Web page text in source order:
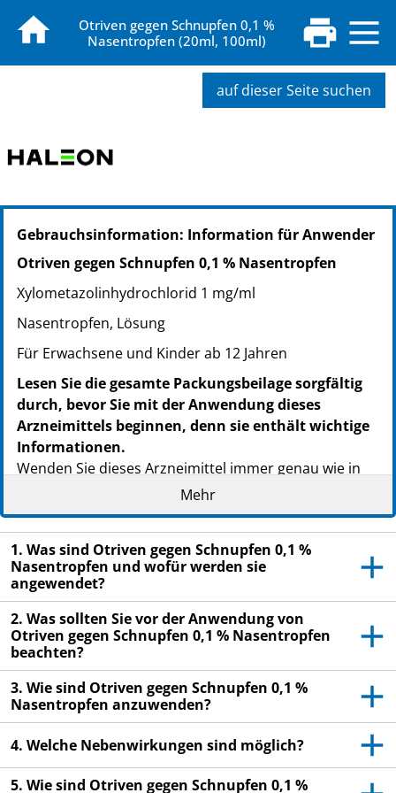
Otriven gegen Schnupfen 0,1 %
Nasentropfen (20ml, 100ml)
auf dieser Seite suchen
PZN: 00753716
PPN: 110075371667
PZN: 00753722
Gebrauchsinformation: Information für Anwender
Otriven gegen Schnupfen 0,1 % Nasentropfen
Xylometazolinhydrochlorid 1 mg/ml
Nasentropfen, Lösung
Für Erwachsene und Kinder ab 12 Jahren
Lesen Sie die gesamte Packungsbeilage sorgfältig
durch, bevor Sie mit der Anwendung dieses
Arzneimittels beginnen, denn sie enthält wichtige
Informationen.
Wenden Sie dieses Arzneimittel immer genau wie in
dieser Packungsbeilage beschrieben bzw. genau nach
der Anweisung Ihres Arztes oder Apothekers an.
Heben Sie die Packungsbeilage auf. Vielleicht
möchten Sie diese später nochmals lesen.
Fragen Sie Ihren Apotheker, wenn Sie weitere
Informationen oder einen Rat benötigen.
Wenn Sie Nebenwirkungen bemerken, wenden Sie
sich an Ihren Arzt oder Apotheker. Dies gilt auch
für Nebenwirkungen, die nicht in dieser
Packungsbeilage angegeben sind. Siehe Abschnitt
4.
Wenn Sie sich nach 7 Tagen nicht besser oder gar
schlechter fühlen, wenden Sie sich an Ihren Arzt.
Mehr
1. Was sind Otriven gegen Schnupfen 0,1 %
Nasentropfen und wofür werden sie
angewendet?
2. Was sollten Sie vor der Anwendung von
Otriven gegen Schnupfen 0,1 % Nasentropfen
beachten?
3. Wie sind Otriven gegen Schnupfen 0,1 %
Nasentropfen anzuwenden?
4. Welche Nebenwirkungen sind möglich?
5. Wie sind Otriven gegen Schnupfen 0,1 %